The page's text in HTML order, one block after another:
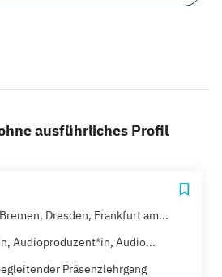
ausführliches Profil
Dresden, Frankfurt am...
Audioproduzent*in, Audio...
Präsenzlehrgang